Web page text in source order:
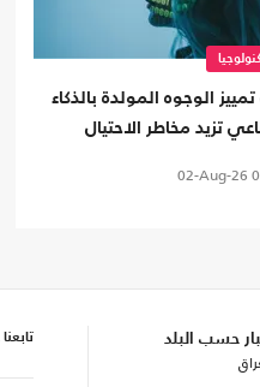
الوجوه المولدة بالذكاء
تزيد مخاطر الاحتيال
02-Aug-26
حسب البلد